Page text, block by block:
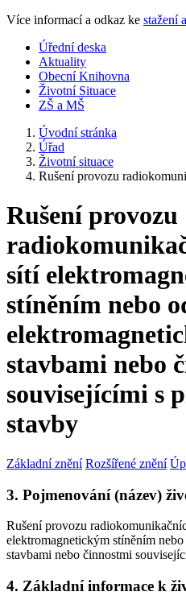
Více informací a odkaz ke stažení
Úřední deska
Aktuality
Obecní Knihovna
Životní Situace
ZŠ a MŠ
Úvodní stránka
Úřad
Životní situace
Rušení provozu
Rušení provozu
sítí
stíněním nebo
stavbami nebo
souvisejícími s
stavby
Základní znění Rozšířené znění
3. Pojmenování (název)
Rušení provozu
elektromagnetickým stíněním
stavbami nebo činnostmi
4. Základní informace k